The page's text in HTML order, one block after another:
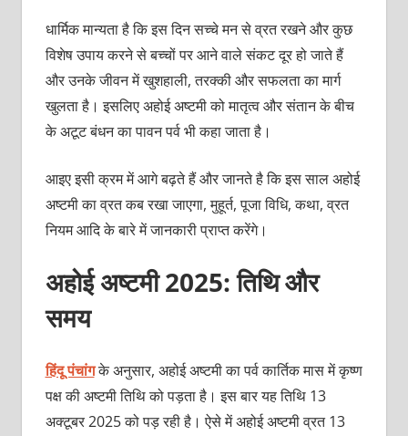
धार्मिक मान्यता है कि इस दिन सच्चे मन से व्रत रखने और कुछ
विशेष उपाय करने से बच्चों पर आने वाले संकट दूर हो जाते हैं
और उनके जीवन में खुशहाली, तरक्की और सफलता का मार्ग
खुलता है। इसलिए अहोई अष्टमी को मातृत्व और संतान के बीच
के अटूट बंधन का पावन पर्व भी कहा जाता है।
आइए इसी क्रम में आगे बढ़ते हैं और जानते है कि इस साल अहोई
अष्टमी का व्रत कब रखा जाएगा, मुहूर्त, पूजा विधि, कथा, व्रत
नियम आदि के बारे में जानकारी प्राप्त करेंगे।
अहोई अष्टमी 2025: तिथि और
समय
हिंदू पंचांगके अनुसार, अहोई अष्टमी का पर्व कार्तिक मास में कृष्ण
पक्ष की अष्टमी तिथि को पड़ता है। इस बार यह तिथि 13
अक्टूबर 2025 को पड़ रही है। ऐसे में अहोई अष्टमी व्रत 13